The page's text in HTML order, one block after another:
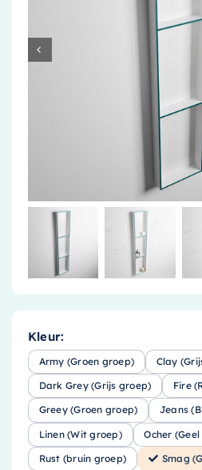
Kleur:
Army (Groen groep) Clay
Dark Grey (Grijs groep) Fire
Greey (Groen groep) Jeans
Linen (Wit groep) Ocher
Rust (bruin groep) Smag